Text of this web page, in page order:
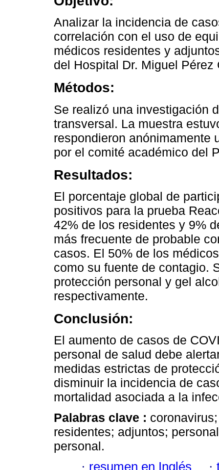
Analizar la incidencia de
correlación con el uso de
médicos residentes y
del Hospital Dr. Miguel Pérez
Métodos:
Se realizó una investigación
transversal. La muestra
respondieron anónimamente
por el comité académico del
Resultados:
El porcentaje global de
positivos para la prueba
42% de los residentes y 9%
más frecuente de probable
casos. El 50% de los
como su fuente de contagio.
protección personal y gel
respectivamente.
Conclusión:
El aumento de casos de
personal de salud debe
medidas estrictas de
disminuir la incidencia de
mortalidad asociada a la
Palabras clave :
residentes; adjuntos;
personal.
· resumen en Inglés ·